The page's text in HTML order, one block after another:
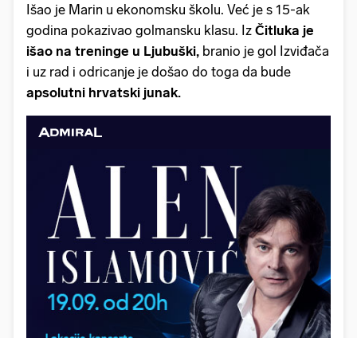
Išao je Marin u ekonomsku školu. Već je s 15-ak
godina pokazivao golmansku klasu. Iz Čitluka je
išao na treninge u Ljubuški, branio je gol Izviđača
i uz rad i odricanje je došao do toga da bude
apsolutni hrvatski junak.